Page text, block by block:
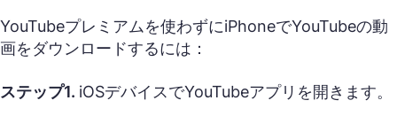
YouTubeプレミアムを使わずにiPhoneでYouTubeの動
画をダウンロードするには：
ステップ1. iOSデバイスでYouTubeアプリを開きます。